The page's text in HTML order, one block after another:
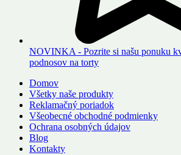
NOVINKA - Pozrite si našu ponuku
podnosov na torty
Domov
Všetky naše produkty
Reklamačný poriadok
Všeobecné obchodné podmienky
Ochrana osobných údajov
Blog
Kontakty